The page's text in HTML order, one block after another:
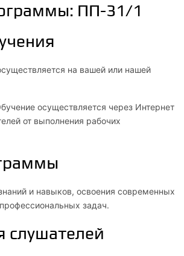
ПП-31/1
на вашей или нашей
осуществляется через Интернет
от выполнения рабочих
и навыков, освоения современных
задач.
слушателей